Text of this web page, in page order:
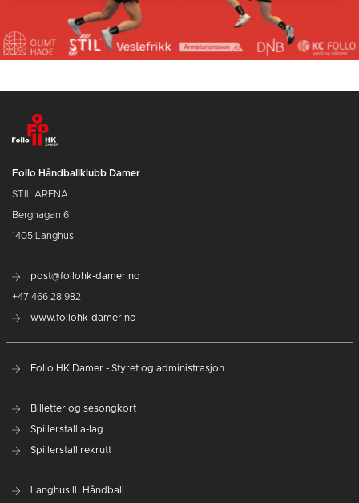
Follo Håndballklubb Damer
STIL ARENA
Berghagan 6
1405 Langhus
post@follohk-damer.no
+47 466 28 982
www.follohk-damer.no
Follo HK Damer - Styret og administrasjon
Billetter og sesongkort
Spillerstall a-lag
Spillerstall rekrutt
Langhus IL Håndball